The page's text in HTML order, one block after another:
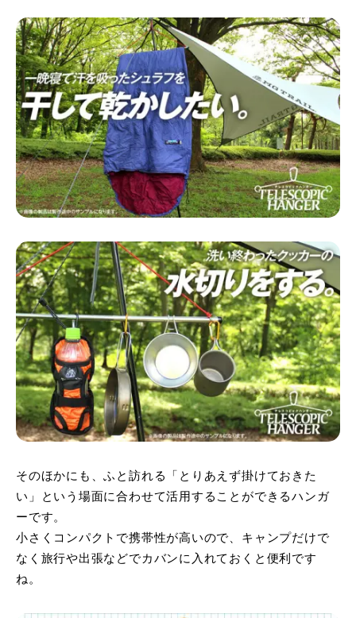
そのほかにも、ふと訪れる「とりあえず掛けておきた
い」という場面に合わせて活用することができるハンガ
ーです。
小さくコンパクトで携帯性が高いので、キャンプだけで
なく旅行や出張などでカバンに入れておくと便利です
ね。